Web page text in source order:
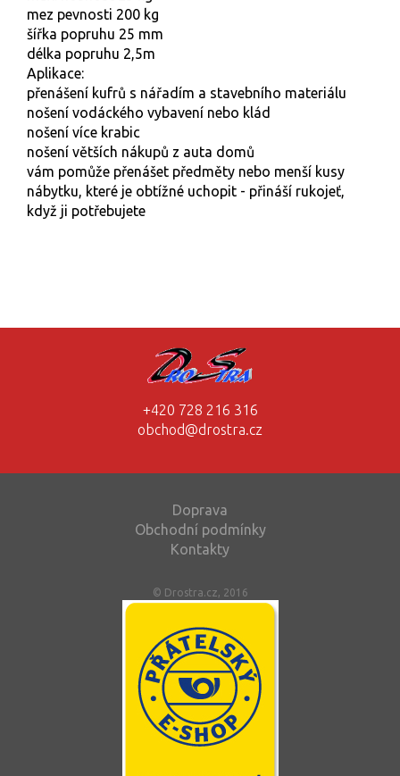
mez pevnosti 200 kg
šířka popruhu 25 mm
délka popruhu 2,5m
Aplikace:
přenášení kufrů s nářadím a stavebního materiálu
nošení vodáckého vybavení nebo klád
nošení více krabic
nošení větších nákupů z auta domů
vám pomůže přenášet předměty nebo menší kusy
nábytku, které je obtížné uchopit - přináší rukojeť,
když ji potřebujete
+420 728 216 316
obchod@drostra.cz
Doprava
Obchodní podmínky
Kontakty
© Drostra.cz, 2016